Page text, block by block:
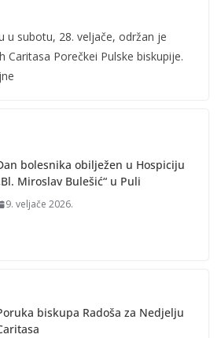
u subotu, 28. veljače, održan je
Caritasa Porečkei Pulske biskupije.
bolesnika obilježen u Hospiciju
Miroslav Bulešić“ u Puli
9. veljače 2026.
biskupa Radoša za Nedjelju